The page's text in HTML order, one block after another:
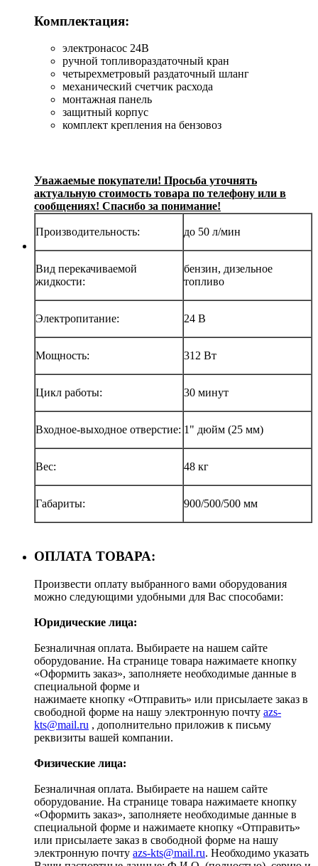
Комплектация:
электронасос 24В
ручной топливораздаточный кран
четырехметровый раздаточный шланг
механический счетчик расхода
монтажная панель
защитный корпус
комплект крепления на бензовоз
Уважаемые покупатели! Просьба уточнять
актуальную стоимость товара по телефону или в
сообщениях! Спасибо за понимание!
Производительность: до 50 л/мин
Вид перекачиваемой
жидкости:
бензин, дизельное
топливо
Электропитание: 24 В
Мощность: 312 Вт
Цикл работы: 30 минут
Входное-выходное отверстие: 1" дюйм (25 мм)
Вес: 48 кг
Габариты: 900/500/500 мм
ОПЛАТА ТОВАРА:
Произвести оплату выбранного вами оборудования
можно следующими удобными для Вас способами:
Юридические лица:
Безналичная оплата. Выбираете на нашем сайте
оборудование. На странице товара нажимаете кнопку
«Оформить заказ», заполняете необходимые данные в
специальной форме и
нажимаете кнопку «Отправить» или присылаете заказ в
свободной форме на нашу электронную почту azs-
kts@mail.ru , дополнительно приложив к письму
реквизиты вашей компании.
Физические лица:
Безналичная оплата. Выбираете на нашем сайте
оборудование. На странице товара нажимаете кнопку
«Оформить заказ», заполняете необходимые данные в
специальной форме и нажимаете кнопку «Отправить»
или присылаете заказ в свободной форме на нашу
электронную почту azs-kts@mail.ru. Необходимо указать